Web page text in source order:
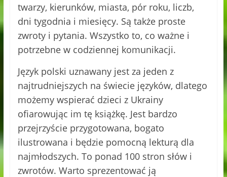
twarzy, kierunków, miasta, pór roku, liczb,
dni tygodnia i miesięcy. Są także proste
zwroty i pytania. Wszystko to, co ważne i
potrzebne w codziennej komunikacji.
Język polski uznawany jest za jeden z
najtrudniejszych na świecie języków, dlatego
możemy wspierać dzieci z Ukrainy
ofiarowując im tę książkę. Jest bardzo
przejrzyście przygotowana, bogato
ilustrowana i będzie pomocną lekturą dla
najmłodszych. To ponad 100 stron słów i
zwrotów. Warto sprezentować ją